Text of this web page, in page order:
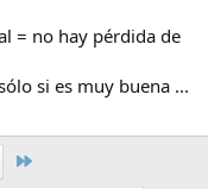
= no hay pérdida de
si es muy buena ...